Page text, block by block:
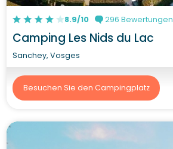
8.9/10 296 Bewertungen
Camping Les Nids du Lac
Sanchey, Vosges
Besuchen Sie den Campingplatz